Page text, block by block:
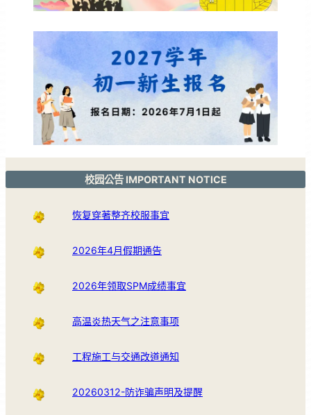
校园公告 IMPORTANT NOTICE
恢复穿著整齐校服事宜
2026年4月假期通告
2026年领取SPM成绩事宜
高温炎热天气之注意事项
工程施工与交通改道通知
20260312-防诈骗声明及提醒